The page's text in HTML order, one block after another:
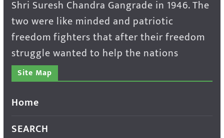
Shri Suresh Chandra Gangrade in 1946. The
two were like minded and patriotic
freedom fighters that after their freedom
struggle wanted to help the nations
Site Map
Home
SEARCH